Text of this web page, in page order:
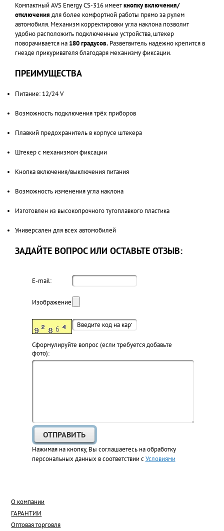
Компактный AVS Energy CS-316 имееткнопку включения/
отключения для более комфортной работы прямо за рулем
автомобиля. Механизм корректировки угла наклона позволит
удобно расположить подключенные устройства, штекер
поворачивается на 180 градусов. Разветвитель надежно крепится в
гнезде прикуривателя благодаря механизму фиксации.
ПРЕИМУЩЕСТВА
Питание: 12/24 V
Возможность подключения трёх приборов
Плавкий предохранитель в корпусе штекера
Штекер с механизмом фиксации
Кнопка включения/выключения питания
Возможность изменения угла наклона
Изготовлен из высокопрочного тугоплавкого пластика
Универсален для всех автомобилей
ЗАДАЙТЕ ВОПРОС ИЛИ ОСТАВЬТЕ ОТЗЫВ:
E-mail:
Изображение:
Cформулируйте вопрос (если требуется добавьте
фото):
Нажимая на кнопку, Вы соглашаетесь на обработку
персональных данных в соответствии сУсловиями
О компании
ГАРАНТИИ
Оптовая торговля